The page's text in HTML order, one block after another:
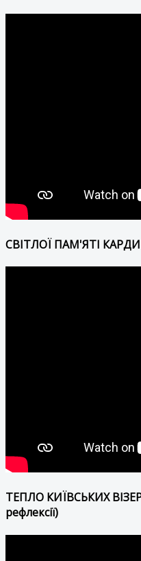
СВІТЛОЇ ПАМ'ЯТІ
ТЕПЛО КИЇВСЬКИХ
рефлексії)